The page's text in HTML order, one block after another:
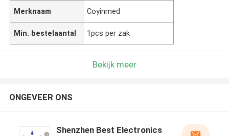
Merknaam Coyinmed
Min. bestelaantal 1pcs per zak
Bekijk meer
ONGEVEER ONS
Shenzhen Best Electronics